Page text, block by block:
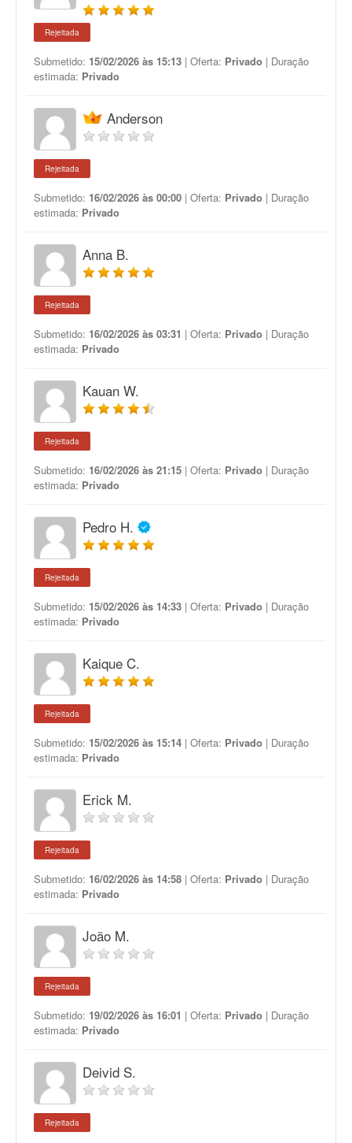
Rejeitada
Submetido: 15/02/2026 às 15:13 | Oferta: Privado | Duração
estimada: Privado
Anderson
Rejeitada
Submetido: 16/02/2026 às 00:00 | Oferta: Privado | Duração
estimada: Privado
Anna B.
Rejeitada
Submetido: 16/02/2026 às 03:31 | Oferta: Privado | Duração
estimada: Privado
Kauan W.
Rejeitada
Submetido: 16/02/2026 às 21:15 | Oferta: Privado | Duração
estimada: Privado
Pedro H.
Rejeitada
Submetido: 15/02/2026 às 14:33 | Oferta: Privado | Duração
estimada: Privado
Kaique C.
Rejeitada
Submetido: 15/02/2026 às 15:14 | Oferta: Privado | Duração
estimada: Privado
Erick M.
Rejeitada
Submetido: 16/02/2026 às 14:58 | Oferta: Privado | Duração
estimada: Privado
João M.
Rejeitada
Submetido: 19/02/2026 às 16:01 | Oferta: Privado | Duração
estimada: Privado
Deivid S.
Rejeitada